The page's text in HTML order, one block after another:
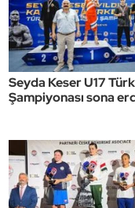
Seyda Keser U17
Şampiyonası sona